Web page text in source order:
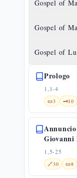
Gospel of
Gospel of
Gospel of
Prologo
1,1-4
📜3 🗝️10
Giovanni
1,5-25
🔗30 📜8